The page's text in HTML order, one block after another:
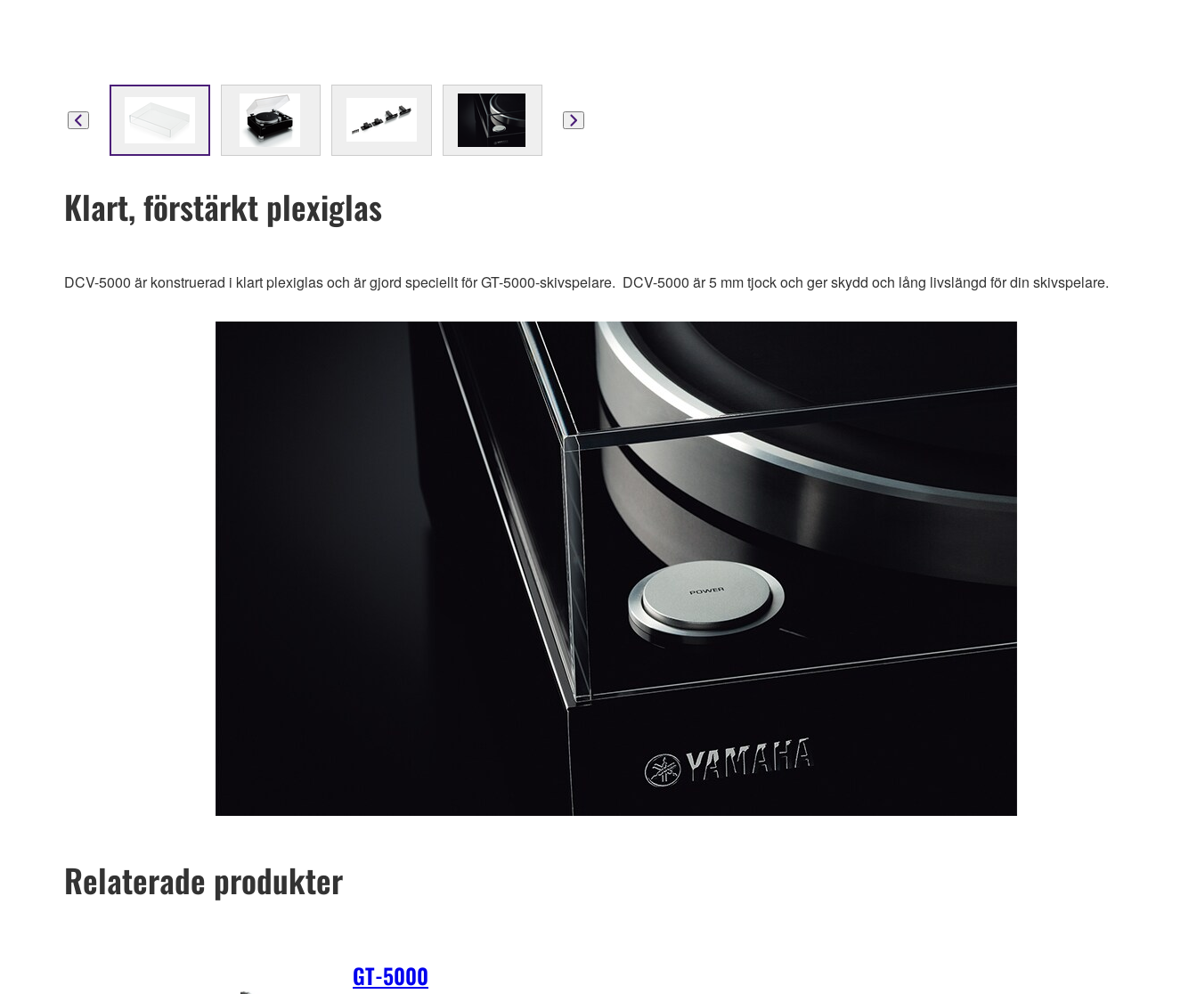
Klart, förstärkt plexiglas
DCV-5000 är konstruerad i klart plexiglas och är gjord speciellt för GT-5000-skivspelare. DCV-5000 är 5 mm tjock och ger skydd och lång livslängd för din skivspelare.
Relaterade produkter
GT-5000